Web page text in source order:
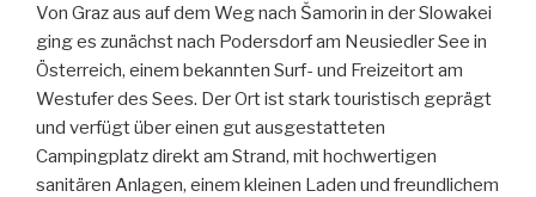
Von Graz aus auf dem Weg nach Šamorin in der Slowakei
ging es zunächst nach Podersdorf am Neusiedler See in
Österreich, einem bekannten Surf- und Freizeitort am
Westufer des Sees. Der Ort ist stark touristisch geprägt
und verfügt über einen gut ausgestatteten
Campingplatz direkt am Strand, mit hochwertigen
sanitären Anlagen, einem kleinen Laden und freundlichem